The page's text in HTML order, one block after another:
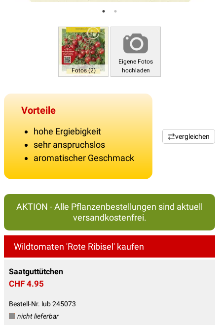
Fotos (2)
Eigene Fotos
hochladen
Vorteile
hohe Ergiebigkeit
sehr anspruchslos
aromatischer Geschmack
vergleichen
AKTION - Alle Pflanzenbestellungen sind aktuell
versandkostenfrei.
Wildtomaten 'Rote Ribisel' kaufen
Saatguttütchen
CHF 4.95
Bestell-Nr. lub 245073
nicht lieferbar